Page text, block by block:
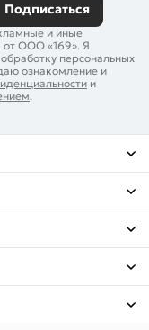
Подписаться
и иные
от ООО «169». Я
персональных
ознакомление и
и
.